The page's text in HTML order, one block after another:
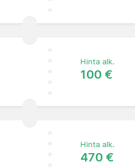
Hinta alk.
100 €
Hinta alk.
470 €